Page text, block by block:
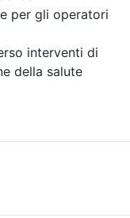
per gli operatori
interventi di
della salute